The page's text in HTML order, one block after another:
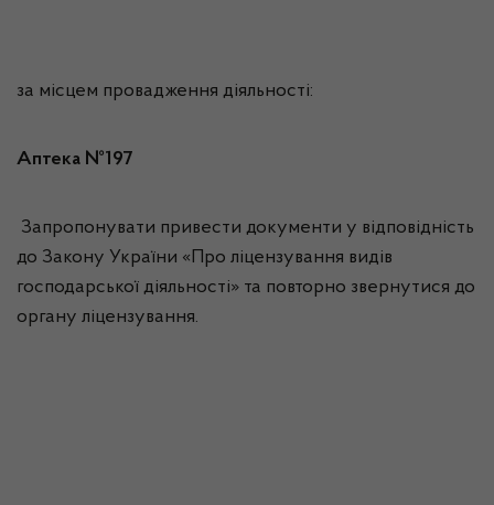
за місцем провадження діяльності:
Аптека №197
Запропонувати привести документи у відповідність
до Закону України «Про ліцензування видів
господарської діяльності» та повторно звернутися до
органу ліцензування.